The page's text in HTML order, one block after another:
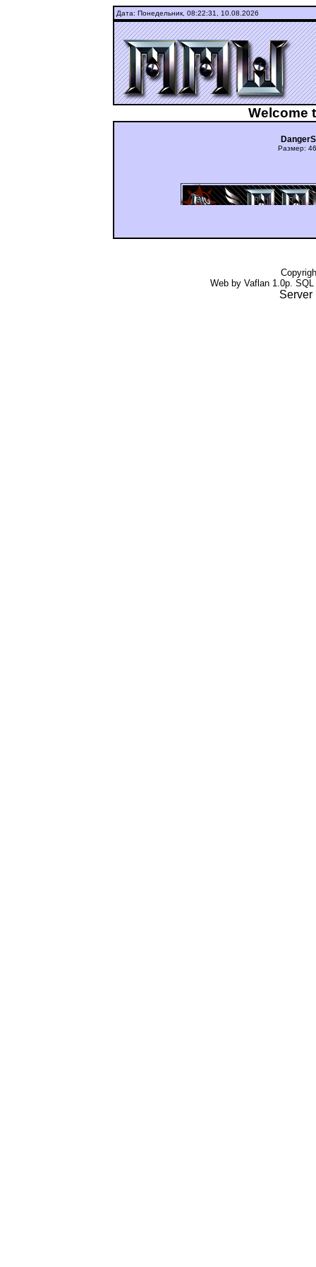
Дата: Понедельник, 08:22:31, 10.08.2026
Welcome
Размер:
Web by Vaflan 1.0p.
Server